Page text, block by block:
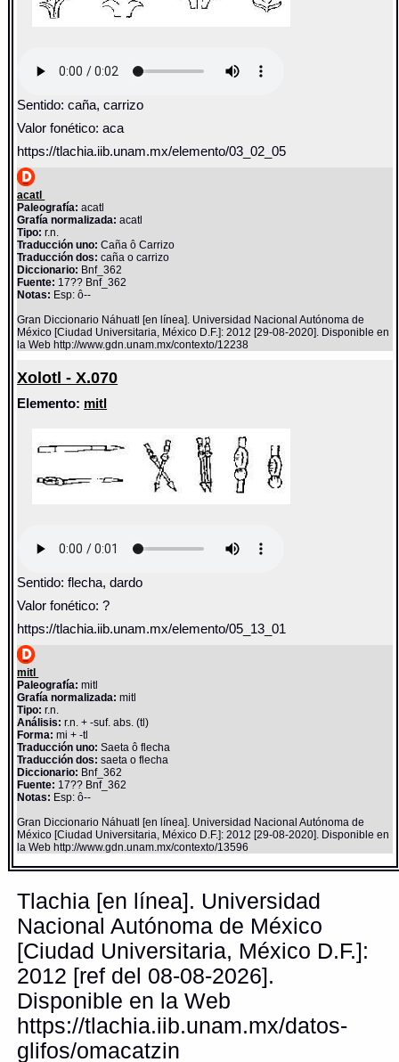
Sentido: caña, carrizo
Valor fonético: aca
https://tlachia.iib.unam.mx/elemento/03_02_05
acatl
Paleografía: acatl
Grafía normalizada: acatl
Tipo: r.n.
Traducción uno: Caña ô Carrizo
Traducción dos: caña o carrizo
Diccionario: Bnf_362
Fuente: 17?? Bnf_362
Notas: Esp: ô--
Gran Diccionario Náhuatl [en línea]. Universidad Nacional Autónoma de
México [Ciudad Universitaria, México D.F.]: 2012 [29-08-2020]. Disponible en
la Web http://www.gdn.unam.mx/contexto/12238
Xolotl - X.070
Elemento: mitl
Sentido: flecha, dardo
Valor fonético: ?
https://tlachia.iib.unam.mx/elemento/05_13_01
mitl
Paleografía: mitl
Grafía normalizada: mitl
Tipo: r.n.
Análisis: r.n. + -suf. abs. (tl)
Forma: mi + -tl
Traducción uno: Saeta ô flecha
Traducción dos: saeta o flecha
Diccionario: Bnf_362
Fuente: 17?? Bnf_362
Notas: Esp: ô--
Gran Diccionario Náhuatl [en línea]. Universidad Nacional Autónoma de
México [Ciudad Universitaria, México D.F.]: 2012 [29-08-2020]. Disponible en
la Web http://www.gdn.unam.mx/contexto/13596
Tlachia [en línea]. Universidad
Nacional Autónoma de México
[Ciudad Universitaria, México D.F.]:
2012 [ref del 08-08-2026].
Disponible en la Web
https://tlachia.iib.unam.mx/datos-
glifos/omacatzin